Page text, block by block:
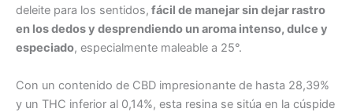
deleite para los sentidos, fácil de manejar sin dejar rastro
en los dedos y desprendiendo un aroma intenso, dulce y
especiado, especialmente maleable a 25°.
Con un contenido de CBD impresionante de hasta 28,39%
y un THC inferior al 0,14%, esta resina se sitúa en la cúspide